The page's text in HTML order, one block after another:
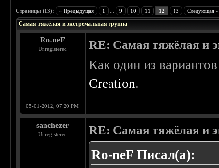
Страницы (13): « Предыдущая 1 9 10 11 12 13 Следующая »
Самая тяжёлая и экстремальная группа
Ro-neF
Unregistered RE: Самая тяжёлая и
Как один из
Creation.
05-01-2012, 07:20 PM
sanchezer
Unregistered RE: Самая тяжёлая и
Ro-neF Писал(а):